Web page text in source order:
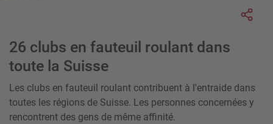
26 clubs en fauteuil roulant dans
toute la Suisse
Les clubs en fauteuil roulant contribuent à l'entraide dans
toutes les régions de Suisse. Les personnes concernées y
rencontrent des gens de même affinité.